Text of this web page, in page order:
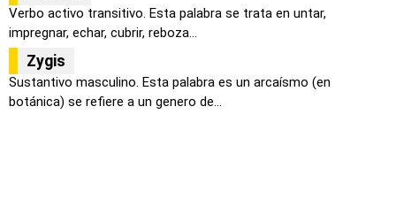
Verbo activo transitivo. Esta palabra se trata en untar,
impregnar, echar, cubrir, reboza...
Zygis
Sustantivo masculino. Esta palabra es un arcaísmo (en
botánica) se refiere a un genero de...